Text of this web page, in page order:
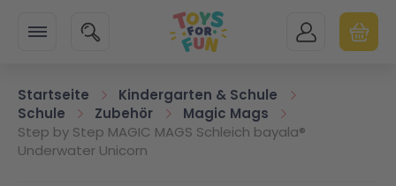
SUCHE MEIN KONTO
Startseite
Kindergarten & Schule
Schule
Zubehör
Magic Mags
Step by Step MAGIC MAGS Schleich bayala®
Underwater Unicorn